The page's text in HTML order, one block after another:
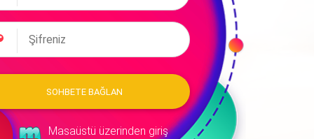
SOHBETE BAĞLAN
Masaüstü üzerinden giriş